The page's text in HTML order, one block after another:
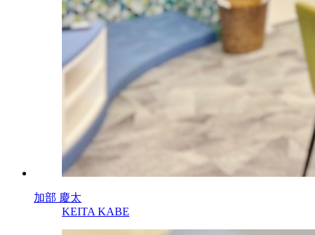
加部 慶太
KEITA KABE